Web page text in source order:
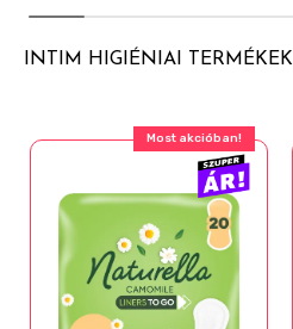
INTIM HIGIÉNIAI TERMÉKEK
Most akcióban!